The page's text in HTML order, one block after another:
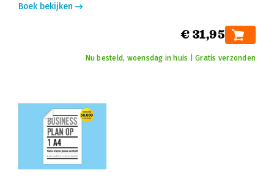
Boek bekijken
€ 31,95
Nu besteld, woensdag in huis | Gratis verzonden